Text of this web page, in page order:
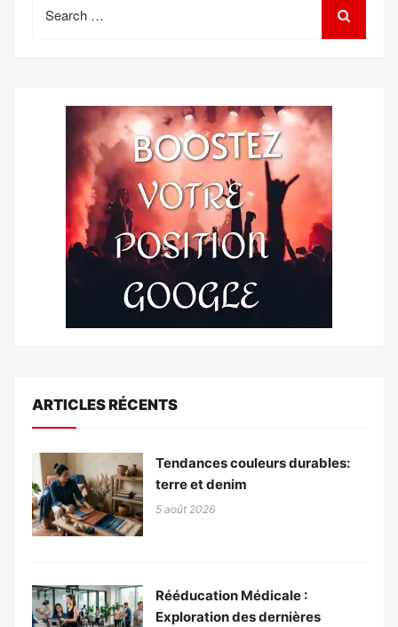
for:
ARTICLES RÉCENTS
Tendances couleurs durables:
terre et denim
5 août 2026
Rééducation Médicale :
Exploration des dernières